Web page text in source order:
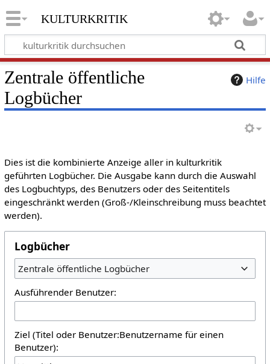
kulturkritik
Hilfe
Zentrale öffentliche
Logbücher
Dies ist die kombinierte Anzeige aller in kulturkritik
geführten Logbücher. Die Ausgabe kann durch die Auswahl
des Logbuchtyps, des Benutzers oder des Seitentitels
eingeschränkt werden (Groß-/Kleinschreibung muss beachtet
werden).
Logbücher
Zentrale öffentliche Logbücher
Ausführender Benutzer:
Ziel (Titel oder Benutzer:Benutzername für einen
Benutzer):